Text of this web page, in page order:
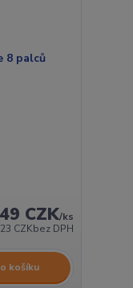
CZK/ks
CZKbez DPH
košíku